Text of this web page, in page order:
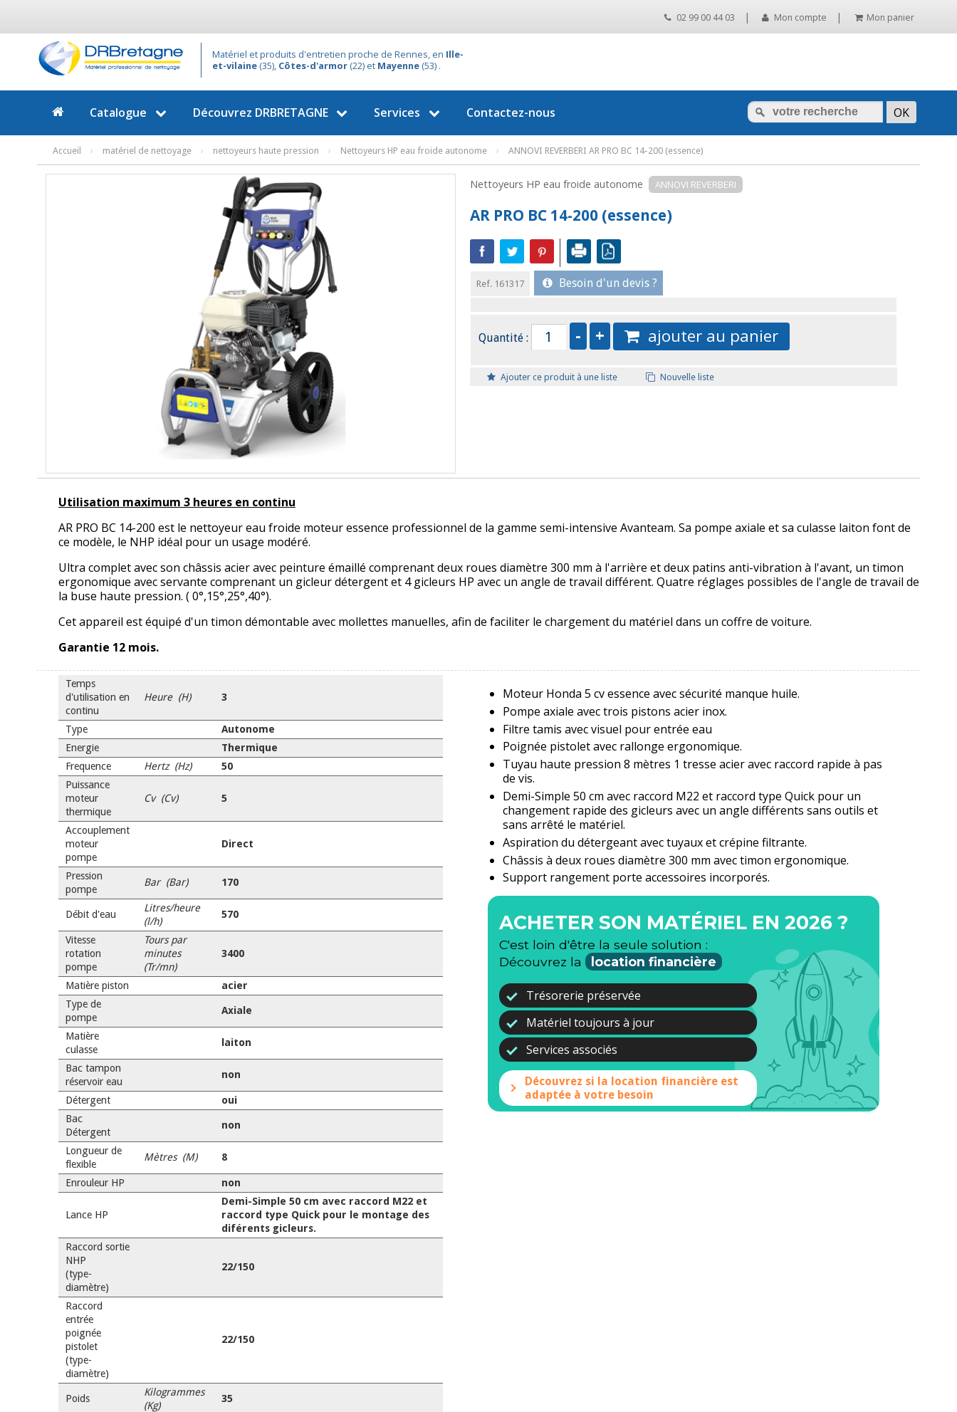
02 99 00 44 03 | Mon compte | Mon panier
Matériel et produits d'entretien proche de Rennes, en Ille-
et-vilaine (35), Côtes-d'armor (22) et Mayenne (53) .
Catalogue Découvrez DRBRETAGNE Services Contactez-nous
Accueil › matériel de nettoyage › nettoyeurs haute pression › Nettoyeurs HP eau froide autonome › ANNOVI REVERBERI AR PRO BC 14-200 (essence)
Nettoyeurs HP eau froide autonome ANNOVI REVERBERI
AR PRO BC 14-200 (essence)
Ref. 161317 Besoin d'un devis ?
Quantité : ajouter au panier
Ajouter ce produit à une liste Nouvelle liste
Utilisation maximum 3 heures en continu
AR PRO BC 14-200 est le nettoyeur eau froide moteur essence professionnel de la gamme semi-intensive Avanteam. Sa pompe axiale et sa culasse laiton font de
ce modèle, le NHP idéal pour un usage modéré.
Ultra complet avec son châssis acier avec peinture émaillé comprenant deux roues diamètre 300 mm à l'arrière et deux patins anti-vibration à l'avant, un timon
ergonomique avec servante comprenant un gicleur détergent et 4 gicleurs HP avec un angle de travail différent. Quatre réglages possibles de l'angle de travail de
la buse haute pression. ( 0°,15°,25°,40°).
Cet appareil est équipé d'un timon démontable avec mollettes manuelles, afin de faciliter le chargement du matériel dans un coffre de voiture.
Garantie 12 mois.
Temps
d'utilisation en
continu
Heure (H) 3
Type
Autonome
Energie
Thermique
Frequence
Hertz (Hz)
50
Puissance
moteur
thermique
Cv (Cv) 5
Accouplement
moteur
pompe
Direct
Pression
pompe
Bar (Bar) 170
Débit d'eau
Litres/heure
(l/h)
570
Vitesse
rotation
pompe
Tours par
minutes
(Tr/mn)
3400
Matière piston
acier
Type de
pompe
Axiale
Matière
culasse
laiton
Bac tampon
réservoir eau
non
Détergent
oui
Bac
Détergent
non
Longueur de
flexible
Mètres (M) 8
Enrouleur HP non
Lance HP
Demi-Simple 50 cm avec raccord M22 et
raccord type Quick pour le montage des
diférents gicleurs.
Raccord sortie
NHP
(type-
diamètre)
22/150
Raccord
entrée
poignée
pistolet
(type-
diamètre)
22/150
Poids
Kilogrammes
(Kg)
35
Moteur Honda 5 cv essence avec sécurité manque huile.
Pompe axiale avec trois pistons acier inox.
Filtre tamis avec visuel pour entrée eau
Poignée pistolet avec rallonge ergonomique.
Tuyau haute pression 8 mètres 1 tresse acier avec raccord rapide à pas
de vis.
Demi-Simple 50 cm avec raccord M22 et raccord type Quick pour un
changement rapide des gicleurs avec un angle différents sans outils et
sans arrêté le matériel.
Aspiration du détergeant avec tuyaux et crépine filtrante.
Châssis à deux roues diamètre 300 mm avec timon ergonomique.
Support rangement porte accessoires incorporés.
ACHETER SON MATÉRIEL EN 2026 ?
C'est loin d'être la seule solution :
Découvrez la
location financière
Trésorerie préservée
Matériel toujours à jour
Services associés
Découvrez si la location financière est
adaptée à votre besoin